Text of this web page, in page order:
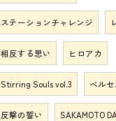
ステーションチャレンジ
相反する思い ヒロアカ
Stirring Souls vol.3 ベルセ
反撃の誓い SAKAMOTO